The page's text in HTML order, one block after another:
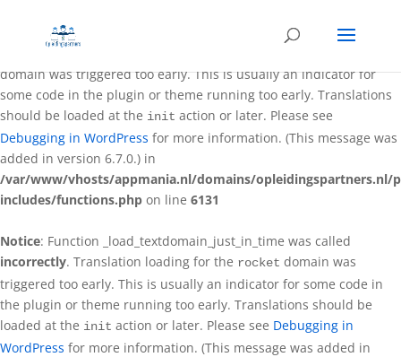
: Function _load_textdomain_just_in_time was called
incorrectly. Translation loading for the
domain was triggered too early. This is usually an indicator for
some code in the plugin or theme running too early. Translations
should be loaded at the init action or later. Please see
Debugging in WordPress for more information. (This message was
added in version 6.7.0.) in
/var/www/vhosts/appmania.nl/domains/opleidingspartners.nl/
includes/functions.php on line 6131
Notice: Function _load_textdomain_just_in_time was called
incorrectly. Translation loading for the rocket domain was
triggered too early. This is usually an indicator for some code in
the plugin or theme running too early. Translations should be
loaded at the init action or later. Please see Debugging in
WordPress for more information. (This message was added in